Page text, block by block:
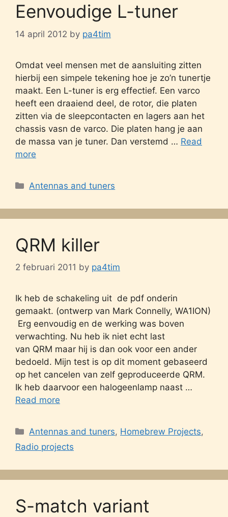
Eenvoudige L-tuner
14 april 2012 by pa4tim
Omdat veel mensen met de aansluiting zitten
hierbij een simpele tekening hoe je zo’n tunertje
maakt. Een L-tuner is erg effectief. Een varco
heeft een draaiend deel, de rotor, die platen
zitten via de sleepcontacten en lagers aan het
chassis vasn de varco. Die platen hang je aan
de massa van je tuner. Dan verstemd … Read
more
Categories
Antennas and tuners
QRM killer
2 februari 2011 by pa4tim
Ik heb de schakeling uit de pdf onderin
gemaakt. (ontwerp van Mark Connelly, WA1ION)
Erg eenvoudig en de werking was boven
verwachting. Nu heb ik niet echt last
van QRM maar hij is dan ook voor een ander
bedoeld. Mijn test is op dit moment gebaseerd
op het cancelen van zelf geproduceerde QRM.
Ik heb daarvoor een halogeenlamp naast …
Read more
Categories
Antennas and tuners, Homebrew Projects,
Radio projects
S-match variant